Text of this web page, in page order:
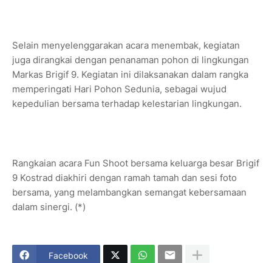
Selain menyelenggarakan acara menembak, kegiatan
juga dirangkai dengan penanaman pohon di lingkungan
Markas Brigif 9. Kegiatan ini dilaksanakan dalam rangka
memperingati Hari Pohon Sedunia, sebagai wujud
kepedulian bersama terhadap kelestarian lingkungan.
Rangkaian acara Fun Shoot bersama keluarga besar Brigif
9 Kostrad diakhiri dengan ramah tamah dan sesi foto
bersama, yang melambangkan semangat kebersamaan
dalam sinergi. (*)
Facebook